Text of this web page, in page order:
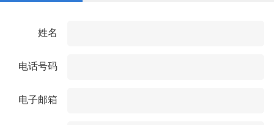
姓名
电话号码
电子邮箱